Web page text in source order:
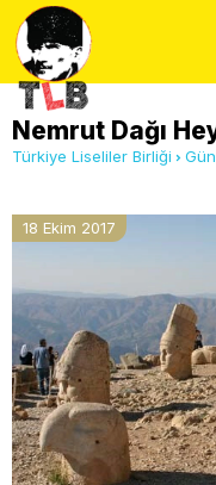
Nemrut Dağı
Türkiye Liseliler Birliği
18 Ekim 2017